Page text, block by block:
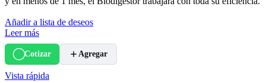
Añadir a lista de deseos
Leer más
Cotizar Agregar
Vista rápida